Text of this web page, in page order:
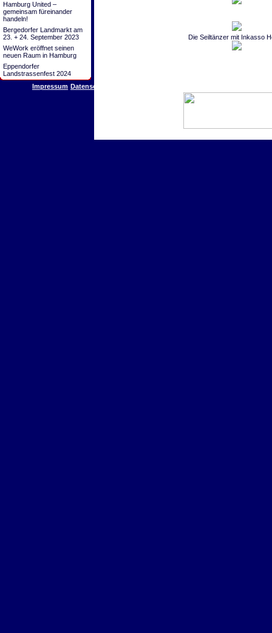
Hamburg United –
gemeinsam füreinander
handeln!
Bergedorfer Landmarkt am
23. + 24. September 2023
WeWork eröffnet seinen
neuen Raum in Hamburg
Eppendorfer
Landstrassenfest 2024
Impressum Datenschutz
Die Seiltänzer mit Inkasso